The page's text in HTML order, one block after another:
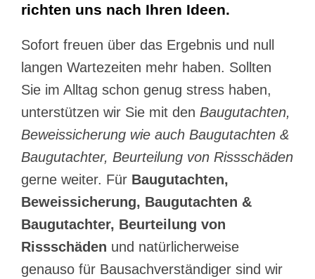
richten uns nach Ihren Ideen.
Sofort freuen über das Ergebnis und null
langen Wartezeiten mehr haben. Sollten
Sie im Alltag schon genug stress haben,
unterstützen wir Sie mit den Baugutachten,
Beweissicherung wie auch Baugutachten &
Baugutachter, Beurteilung von Rissschäden
gerne weiter. Für Baugutachten,
Beweissicherung, Baugutachten &
Baugutachter, Beurteilung von
Rissschäden und natürlicherweise
genauso für Bausachverständiger sind wir